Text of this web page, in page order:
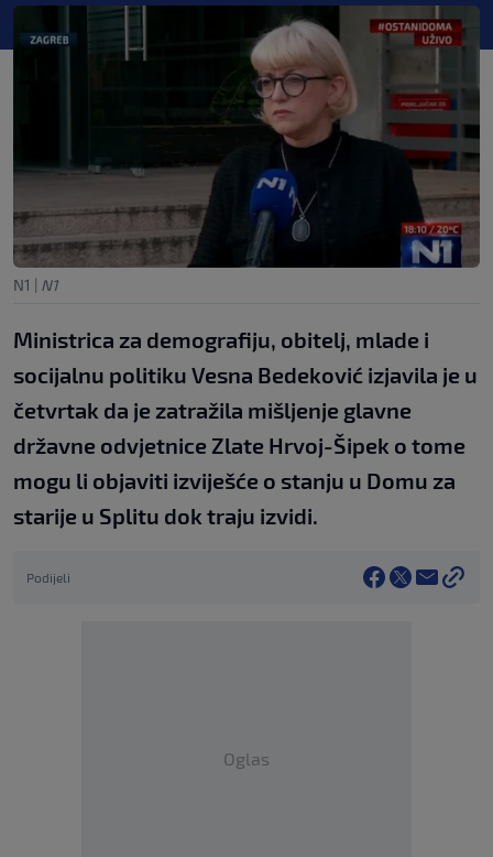
N1 | N1
Ministrica za demografiju, obitelj, mlade i
socijalnu politiku Vesna Bedeković izjavila je u
četvrtak da je zatražila mišljenje glavne
državne odvjetnice Zlate Hrvoj-Šipek o tome
mogu li objaviti izviješće o stanju u Domu za
starije u Splitu dok traju izvidi.
Podijeli
Oglas